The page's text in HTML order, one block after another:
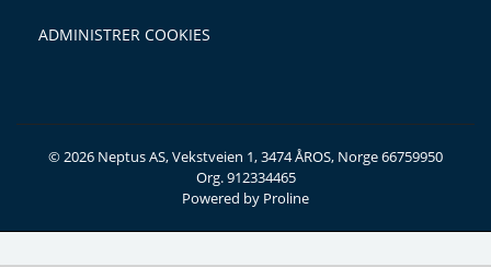
ADMINISTRER COOKIES
© 2026 Neptus AS, Vekstveien 1, 3474 ÅROS, Norge 66759950
Org. 912334465
Powered by Proline